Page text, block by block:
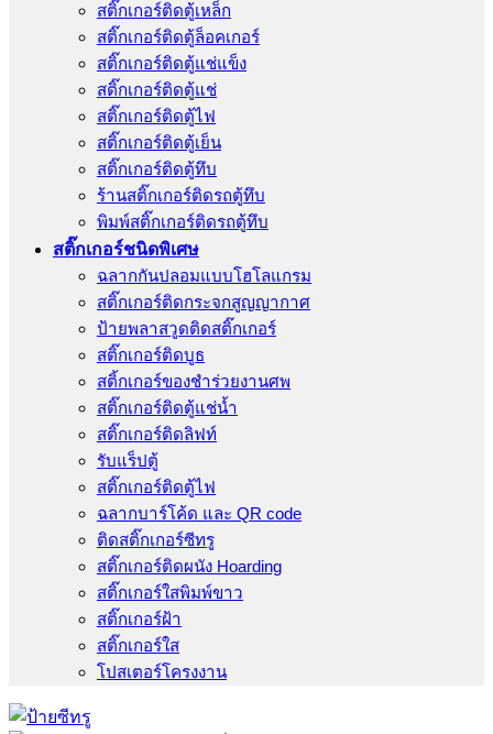
สติ๊กเกอร์ติดตู้เหล็ก
สติ๊กเกอร์ติดตู้ล็อคเกอร์
สติ๊กเกอร์ติดตู้แช่แข็ง
สติ๊กเกอร์ติดตู้แช่
สติ๊กเกอร์ติดตู้ไฟ
สติ๊กเกอร์ติดตู้เย็น
สติ๊กเกอร์ติดตู้ทึบ
ร้านสติ๊กเกอร์ติดรถตู้ทึบ
พิมพ์สติ๊กเกอร์ติดรถตู้ทึบ
สติ๊กเกอร์ชนิดพิเศษ
ฉลากกันปลอมแบบโฮโลแกรม
สติ๊กเกอร์ติดกระจกสูญญากาศ
ป้ายพลาสวูดติดสติ๊กเกอร์
สติ๊กเกอร์ติดบูธ
สติ้กเกอร์ของชำร่วยงานศพ
สติ๊กเกอร์ติดตู้แช่น้ำ
สติ๊กเกอร์ติดลิฟท์
รับแร็ปตู้
สติ๊กเกอร์ติดตู้ไฟ
ฉลากบาร์โค้ด และ QR code
ติดสติ๊กเกอร์ซีทรู
สติ๊กเกอร์ติดผนัง Hoarding
สติ๊กเกอร์ใสพิมพ์ขาว
สติ๊กเกอร์ฝ้า
สติ๊กเกอร์ใส
โปสเตอร์โครงงาน